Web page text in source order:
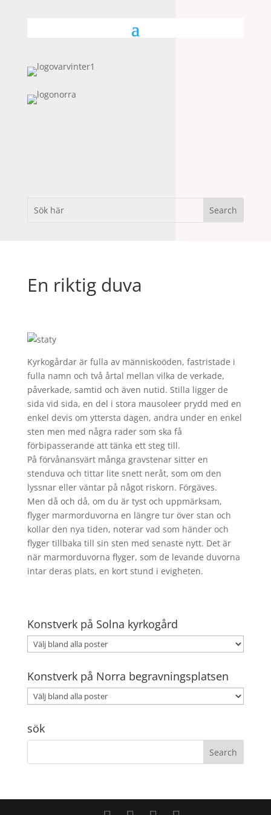
En riktig duva
Kyrkogårdar är fulla av människoöden, fastristade i
fulla namn och två årtal mellan vilka de verkade,
påverkade, samtid och även nutid. Stilla ligger de
sida vid sida, en del i stora mausoleer prydd med en
enkel devis om yttersta dagen, andra under en enkel
sten men med några rader som ska få
förbipasserande att tänka ett steg till.
På förvånansvärt många gravstenar sitter en
stenduva och tittar lite snett neråt, som om den
lyssnar eller väntar på något riskorn. Förgäves.
Men då och då, om du är tyst och uppmärksam,
flyger marmorduvorna en längre tur över stan och
kollar den nya tiden, noterar vad som händer och
flyger tillbaka till sin sten med senaste nytt. Det är
när marmorduvorna flyger, som de levande duvorna
intar deras plats, en kort stund i evigheten.
Konstverk på Solna kyrkogård
Konstverk på Norra begravningsplatsen
sök